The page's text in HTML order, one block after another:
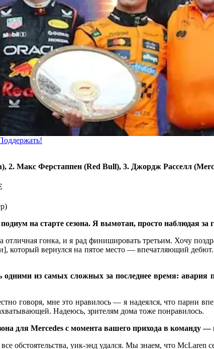
2. Макс Ферстаппен (Red Bull), 3. Джордж Расселл
на старте сезона. Я вымотан, просто наблюдая за
отличная гонка, и я рад финишировать третьим. Хочу
который вернулся на пятое место — впечатляющий
одними из самых сложных за последнее время: авария
говоря, мне это нравилось — я надеялся, что парни
Надеюсь, зрителям дома тоже понравилось.
для Mercedes с момента вашего прихода в
обстоятельства, уик-энд удался. Мы знаем, что McLaren